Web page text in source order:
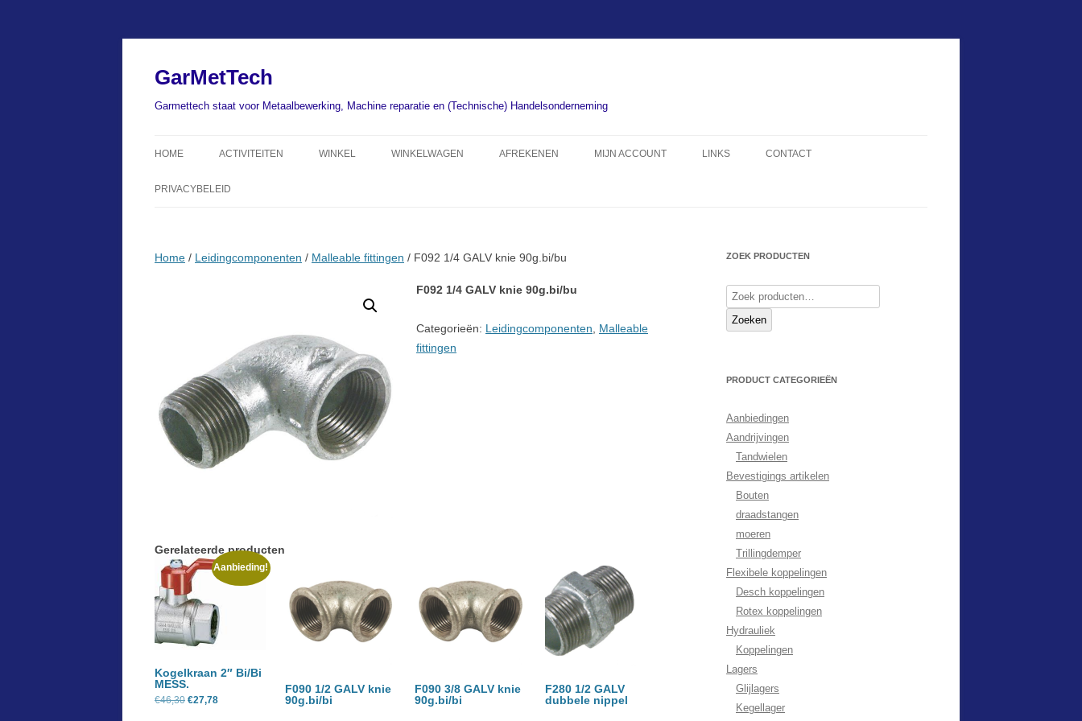
inhoud
GarMetTech
Garmettech staat voor Metaalbewerking, Machine reparatie en (Technische) Handelsonderneming
HOME ACTIVITEITEN WINKEL WINKELWAGEN AFREKENEN MIJN ACCOUNT LINKS CONTACT
PRIVACYBELEID
Home / Leidingcomponenten / Malleable fittingen / F092 1/4 GALV knie 90g.bi/bu
F092 1/4 GALV knie 90g.bi/bu
Categorieën: Leidingcomponenten
Malleable
fittingen
Gerelateerde producten
Aanbieding!
Kogelkraan 2″ Bi/Bi
MESS.
€46,30 Oorspronkelijke
€27,78Huidige
F090 1/2 GALV knie
90g.bi/bi
F090 3/8 GALV knie
90g.bi/bi
F280 1/2 GALV
dubbele nippel
ZOEK PRODUCTEN
Zoeken
naar:
Zoeken
PRODUCT CATEGORIEËN
Aanbiedingen
Aandrijvingen
Tandwielen
Bevestigings artikelen
Bouten
draadstangen
moeren
Trillingdemper
Flexibele koppelingen
Desch koppelingen
Rotex koppelingen
Hydrauliek
Koppelingen
Lagers
Glijlagers
Kegellager